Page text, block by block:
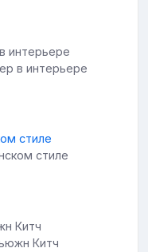
в интерьере
стиле
Китч